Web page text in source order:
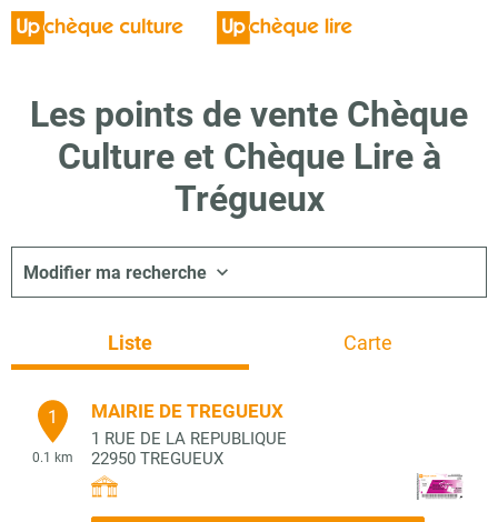
Les points de vente Chèque
Culture et Chèque Lire à
Trégueux
Modifier ma recherche
Liste Carte
1
0.1 km
MAIRIE DE TREGUEUX
1 RUE DE LA REPUBLIQUE
22950 TREGUEUX